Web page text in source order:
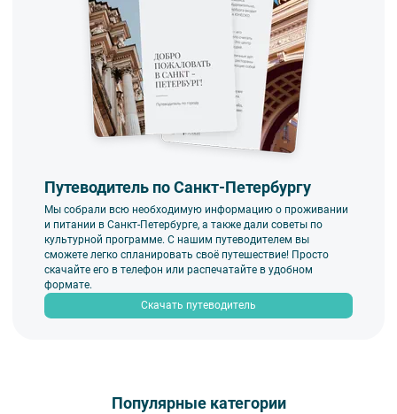
городе.Стоимость доставки 450 рублей. Время и дата доставки
согласовываются с менеджером компании заранее.
Путеводитель по Санкт-Петербургу
Мы собрали всю необходимую информацию о проживании
и питании в Санкт-Петербурге, а также дали советы по
культурной программе. С нашим путеводителем вы
сможете легко спланировать своё путешествие! Просто
скачайте его в телефон или распечатайте в удобном
формате.
Скачать путеводитель
Популярные категории